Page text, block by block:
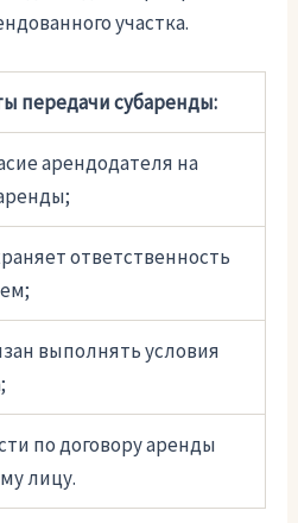
участка.
передачи субаренды:
арендодателя на
ответственность
выполнять условия
по договору аренды
лицу.